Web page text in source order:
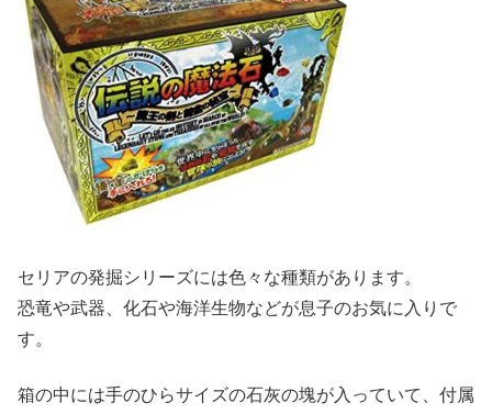
セリアの発掘シリーズには色々な種類があります。
恐竜や武器、化石や海洋生物などが息子のお気に入りで
す。
箱の中には手のひらサイズの石灰の塊が入っていて、付属